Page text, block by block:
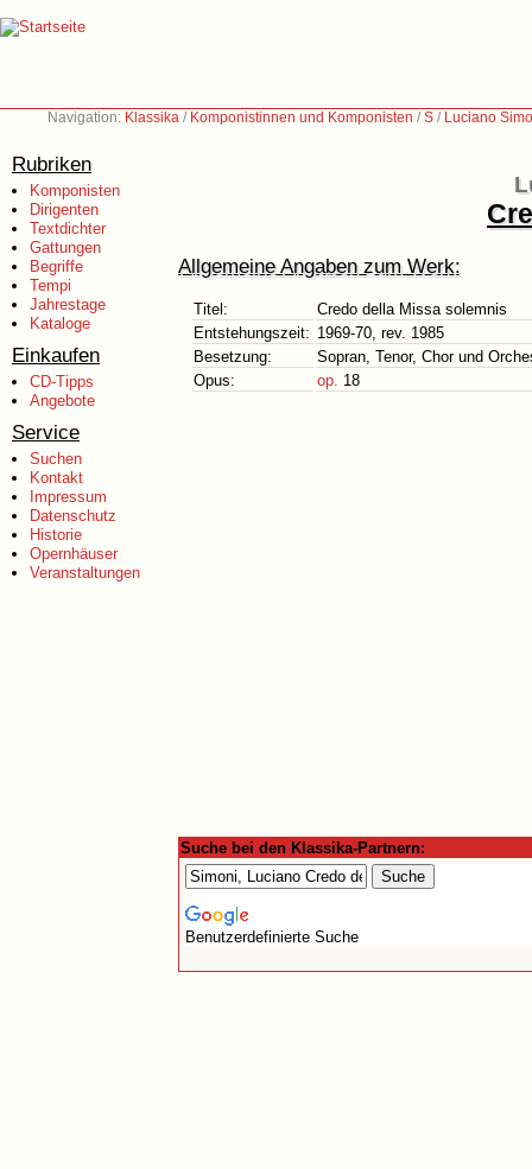
Navigation: Klassika / Komponistinnen und Komponisten /S / Luciano
Rubriken
Komponisten
Dirigenten
Textdichter
Gattungen
Begriffe
Tempi
Jahrestage
Kataloge
Einkaufen
CD-Tipps
Angebote
Service
Suchen
Kontakt
Impressum
Datenschutz
Historie
Opernhäuser
Veranstaltungen
Allgemeine Angaben zum Werk:
Titel:
Credo della Missa solemnis
Entstehungszeit: 1969-70, rev. 1985
Besetzung:
Sopran, Tenor, Chor und
Opus:
op. 18
Suche bei den Klassika-Partnern:
Benutzerdefinierte Suche